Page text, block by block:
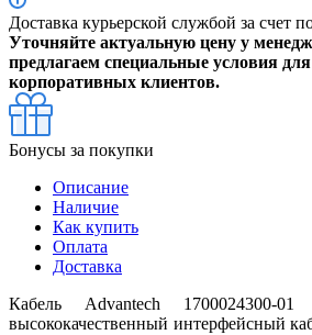
Доставка курьерской службой за счет
Уточняйте актуальную цену у
предлагаем специальные условия
корпоративных клиентов.
Бонусы за покупки
Описание
Наличие
Как купить
Оплата
Доставка
Кабель Advantech 1700024300-01
высококачественный интерфейсный